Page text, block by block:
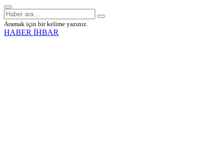
Aramak için bir kelime yazınız.
HABER İHBAR